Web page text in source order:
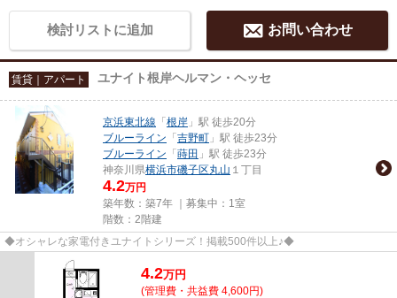
検討リストに追加 お問い合わせ
賃貸｜アパート ユナイト根岸ヘルマン・ヘッセ
京浜東北線 「 根岸 」駅 徒歩20分
ブルーライン 「 吉野町 」駅 徒歩23分
ブルーライン 「 蒔田 」駅 徒歩23分
神奈川県横浜市磯子区丸山 １丁目
4.2万円
築年数：築7年 ｜募集中： 1室
階数：2階建
◆オシャレな家電付きユナイトシリーズ！掲載500件以上♪◆
4.2万円
(管理費・共益費 4,600円)